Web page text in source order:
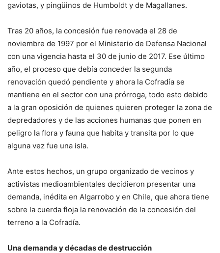
gaviotas, y pingüinos de Humboldt y de Magallanes.
Tras 20 años, la concesión fue renovada el 28 de
noviembre de 1997 por el Ministerio de Defensa Nacional
con una vigencia hasta el 30 de junio de 2017. Ese último
año, el proceso que debía conceder la segunda
renovación quedó pendiente y ahora la Cofradía se
mantiene en el sector con una prórroga, todo esto debido
a la gran oposición de quienes quieren proteger la zona de
depredadores y de las acciones humanas que ponen en
peligro la flora y fauna que habita y transita por lo que
alguna vez fue una isla.
Ante estos hechos, un grupo organizado de vecinos y
activistas medioambientales decidieron presentar una
demanda, inédita en Algarrobo y en Chile, que ahora tiene
sobre la cuerda floja la renovación de la concesión del
terreno a la Cofradía.
Una demanda y décadas de destrucción